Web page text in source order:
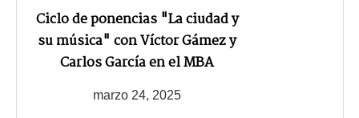
Ciclo de ponencias "La ciudad y
su música" con Víctor Gámez y
Carlos García en el MBA
marzo 24, 2025